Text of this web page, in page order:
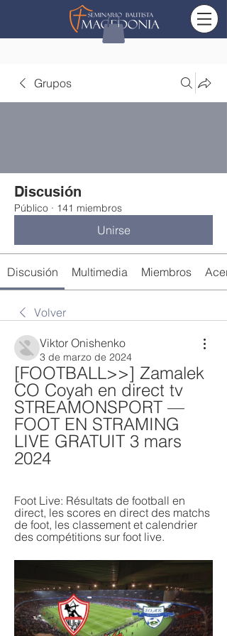
Grupos
Discusión
Público · 141 miembros
Unirse
Discusión Multimedia Miembros
Volver
Viktor Onishenko
3 de marzo de 2024
[FOOTBALL>>] Zamalek
CO Coyah en direct tv
STREAMONSPORT —
FOOT EN STRAMING
LIVE GRATUIT 3 mars
2024
Foot Live: Résultats de football en
direct, les scores en direct des matchs
de foot, les classement et calendrier
des compétitions sur foot live.